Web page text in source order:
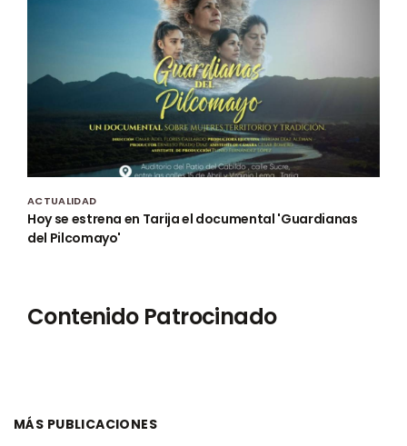
ACTUALIDAD
Hoy se estrena en Tarija el documental 'Guardianas
del Pilcomayo'
Contenido Patrocinado
MÁS PUBLICACIONES